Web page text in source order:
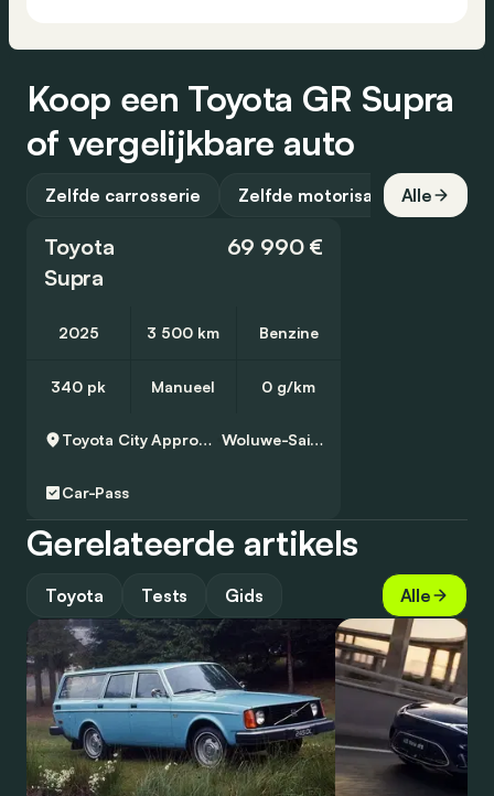
Koop een Toyota GR Supra
of vergelijkbare auto
Zelfde carrosserie Zelfde motorisatie Alle
Toyota
Supra
69 990 €
2025 3 500 km Benzine
340 pk Manueel 0 g/km
Toyota City Approved Used Woluwe Woluwe-Saint-Lambert
Car-Pass
Gerelateerde artikels
Toyota Tests Gids Alle